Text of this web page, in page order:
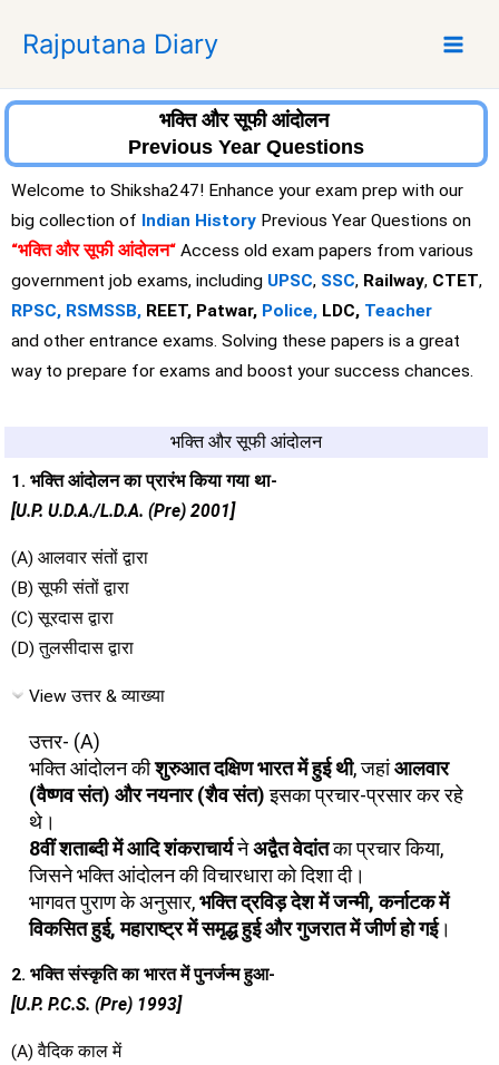
p
Rajputana Diary
भक्ति और सूफी आंदोलन
Previous Year Questions
Welcome to Shiksha247! Enhance your exam prep with our
big collection of Indian History Previous Year Questions on
“भक्ति और सूफी आंदोलन“ Access old exam papers from various
government job exams, including UPSC, SSC, Railway, CTET,
RPSC, RSMSSB, REET, Patwar, Police, LDC, Teacher
and other entrance exams. Solving these papers is a great
way to prepare for exams and boost your success chances.
भक्ति और सूफी आंदोलन
1. भक्ति आंदोलन का प्रारंभ किया गया था-
[U.P. U.D.A./L.D.A. (Pre) 2001]
(A) आलवार संतों द्वारा
(B) सूफी संतों द्वारा
(C) सूरदास द्वारा
(D) तुलसीदास द्वारा
View उत्तर & व्याख्या
उत्तर- (A)
भक्ति आंदोलन कीशुरुआत दक्षिण भारत में हुई थी, जहांआलवार
(वैष्णव संत) और नयनार (शैव संत)इसका प्रचार-प्रसार कर रहे
थे।
8वीं शताब्दी में आदि शंकराचार्यनेअद्वैत वेदांतका प्रचार किया,
जिसने भक्ति आंदोलन की विचारधारा को दिशा दी।
भागवत पुराण के अनुसार,भक्ति द्रविड़ देश में जन्मी, कर्नाटक में
विकसित हुई, महाराष्ट्र में समृद्ध हुई और गुजरात में जीर्ण हो गई।
2. भक्ति संस्कृति का भारत में पुनर्जन्म हुआ-
[U.P. P.C.S. (Pre) 1993]
(A) वैदिक काल में